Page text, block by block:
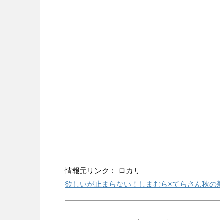
情報元リンク： ロカリ
欲しいが止まらない！しまむら×てらさん秋